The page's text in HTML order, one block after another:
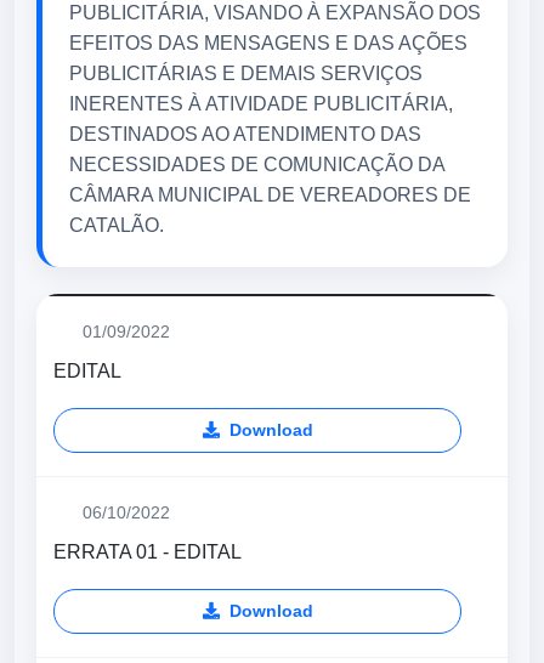
PUBLICITÁRIA, VISANDO À EXPANSÃO DOS
EFEITOS DAS MENSAGENS E DAS AÇÕES
PUBLICITÁRIAS E DEMAIS SERVIÇOS
INERENTES À ATIVIDADE PUBLICITÁRIA,
DESTINADOS AO ATENDIMENTO DAS
NECESSIDADES DE COMUNICAÇÃO DA
CÂMARA MUNICIPAL DE VEREADORES DE
CATALÃO.
01/09/2022
EDITAL
Download
06/10/2022
ERRATA 01 - EDITAL
Download